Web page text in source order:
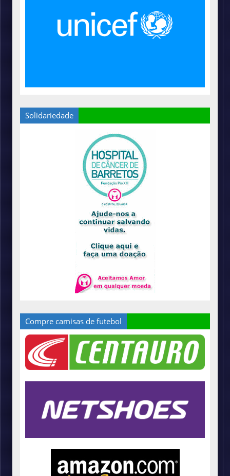
Solidariedade
Compre camisas de futebol